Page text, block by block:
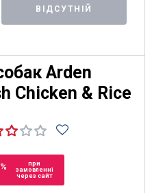
ВІДСУТНІЙ
Arden
Chicken & Rice
при
замовленні
через сайт